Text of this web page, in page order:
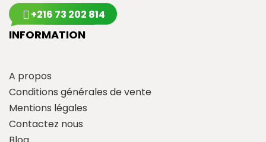
+216 73 202 814
INFORMATION
A propos
Conditions générales de vente
Mentions légales
Contactez nous